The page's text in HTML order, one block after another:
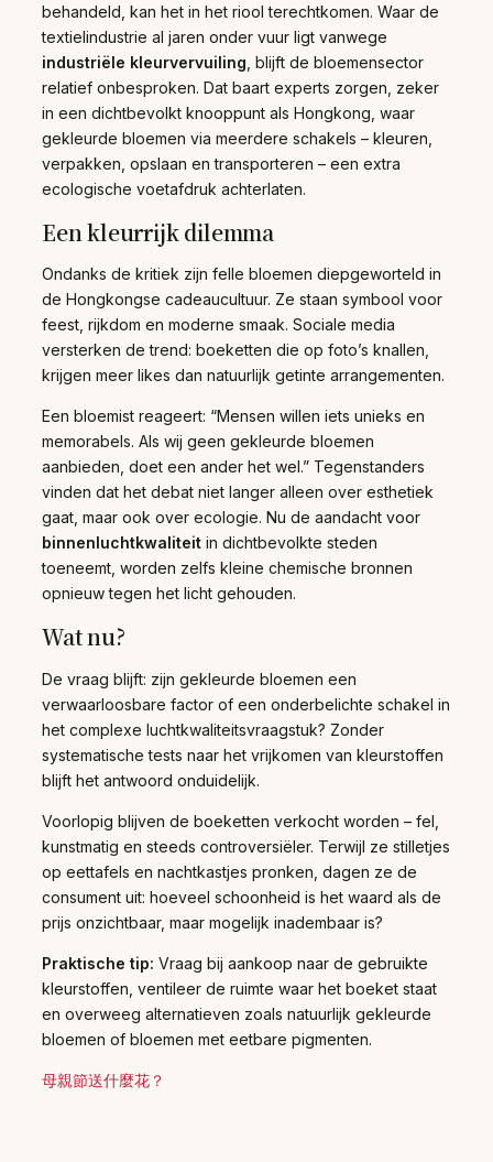
behandeld, kan het in het riool terechtkomen. Waar de
textielindustrie al jaren onder vuur ligt vanwege
industriële kleurvervuiling , blijft de bloemensector
relatief onbesproken. Dat baart experts zorgen, zeker
in een dichtbevolkt knooppunt als Hongkong, waar
gekleurde bloemen via meerdere schakels – kleuren,
verpakken, opslaan en transporteren – een extra
ecologische voetafdruk achterlaten.
Een kleurrijk dilemma
Ondanks de kritiek zijn felle bloemen diepgeworteld in
de Hongkongse cadeaucultuur. Ze staan symbool voor
feest, rijkdom en moderne smaak. Sociale media
versterken de trend: boeketten die op foto’s knallen,
krijgen meer likes dan natuurlijk getinte arrangementen.
Een bloemist reageert: “Mensen willen iets unieks en
memorabels. Als wij geen gekleurde bloemen
aanbieden, doet een ander het wel.” Tegenstanders
vinden dat het debat niet langer alleen over esthetiek
gaat, maar ook over ecologie. Nu de aandacht voor
binnenluchtkwaliteit in dichtbevolkte steden
toeneemt, worden zelfs kleine chemische bronnen
opnieuw tegen het licht gehouden.
Wat nu?
De vraag blijft: zijn gekleurde bloemen een
verwaarloosbare factor of een onderbelichte schakel in
het complexe luchtkwaliteitsvraagstuk? Zonder
systematische tests naar het vrijkomen van kleurstoffen
blijft het antwoord onduidelijk.
Voorlopig blijven de boeketten verkocht worden – fel,
kunstmatig en steeds controversiëler. Terwijl ze stilletjes
op eettafels en nachtkastjes pronken, dagen ze de
consument uit: hoeveel schoonheid is het waard als de
prijs onzichtbaar, maar mogelijk inadembaar is?
Praktische tip: Vraag bij aankoop naar de gebruikte
kleurstoffen, ventileer de ruimte waar het boeket staat
en overweeg alternatieven zoals natuurlijk gekleurde
bloemen of bloemen met eetbare pigmenten.
母親節送什麼花？